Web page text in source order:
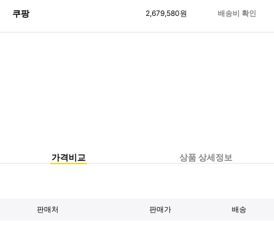
쿠팡 2,679,580원 배송비 확인
가격비교 상품 상세정보
판매처 판매가 배송